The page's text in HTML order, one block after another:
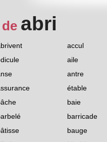
abri
accul
aile
antre
étable
baie
barricade
bauge